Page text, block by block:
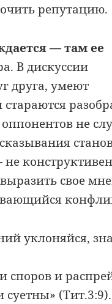
репутацию.
— там ее
В дискуссии
друга, умеют
не
свое
уклоняйся,
споров и
суетны» (Тит.3:9).